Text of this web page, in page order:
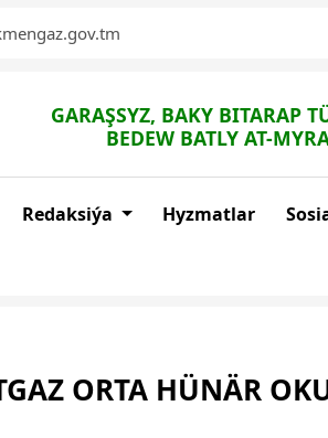
GARAŞSYZ, BAKY BITARAP
BEDEW BATLY AT-
Redaksiýa Hyzmatlar
ORTA HÜNÄR